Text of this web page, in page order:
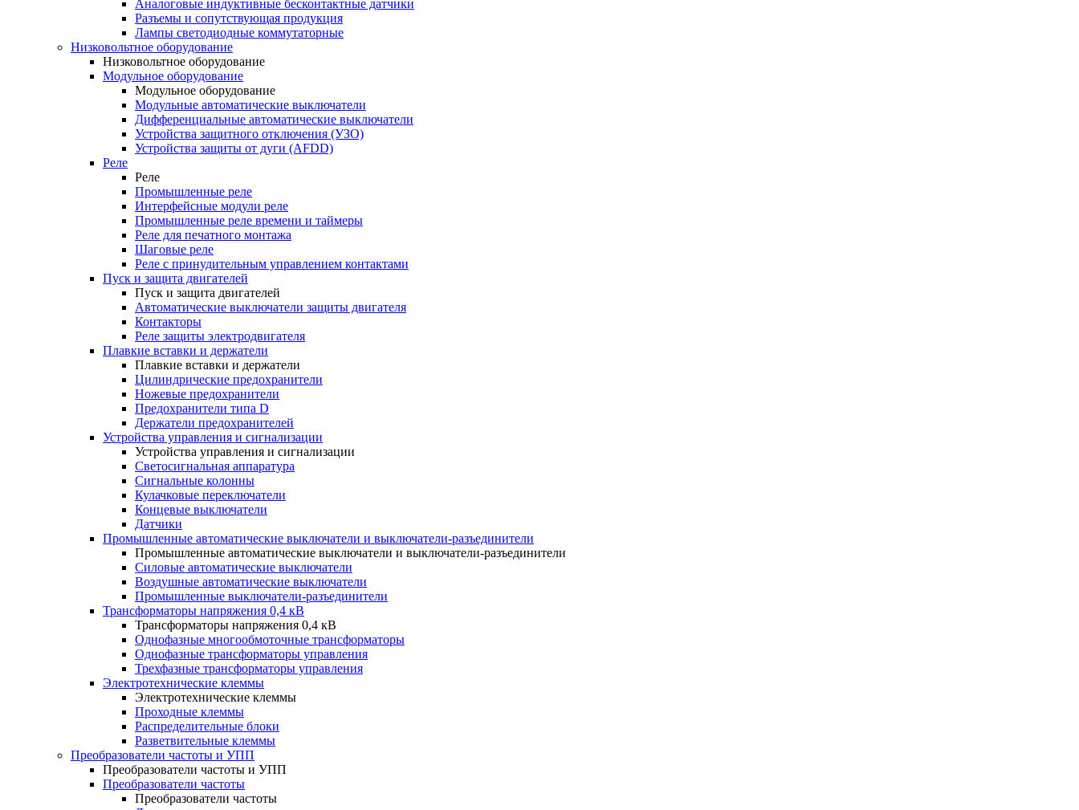
Аналоговые индуктивные бесконтактные датчики
Разъемы и сопутствующая продукция
Лампы светодиодные коммутаторные
Низковольтное оборудование
Низковольтное оборудование
Модульное оборудование
Модульное оборудование
Модульные автоматические выключатели
Дифференциальные автоматические выключатели
Устройства защитного отключения (УЗО)
Устройства защиты от дуги (AFDD)
Реле
Реле
Промышленные реле
Интерфейсные модули реле
Промышленные реле времени и таймеры
Реле для печатного монтажа
Шаговые реле
Реле с принудительным управлением контактами
Пуск и защита двигателей
Пуск и защита двигателей
Автоматические выключатели защиты двигателя
Контакторы
Реле защиты электродвигателя
Плавкие вставки и держатели
Плавкие вставки и держатели
Цилиндрические предохранители
Ножевые предохранители
Предохранители типа D
Держатели предохранителей
Устройства управления и сигнализации
Устройства управления и сигнализации
Светосигнальная аппаратура
Сигнальные колонны
Кулачковые переключатели
Концевые выключатели
Датчики
Промышленные автоматические выключатели и выключатели-разъединители
Промышленные автоматические выключатели и выключатели-разъединители
Силовые автоматические выключатели
Воздушные автоматические выключатели
Промышленные выключатели-разъединители
Трансформаторы напряжения 0,4 кВ
Трансформаторы напряжения 0,4 кВ
Однофазные многообмоточные трансформаторы
Однофазные трансформаторы управления
Трехфазные трансформаторы управления
Электротехнические клеммы
Электротехнические клеммы
Проходные клеммы
Распределительные блоки
Разветвительные клеммы
Преобразователи частоты и УПП
Преобразователи частоты и УПП
Преобразователи частоты
Преобразователи частоты